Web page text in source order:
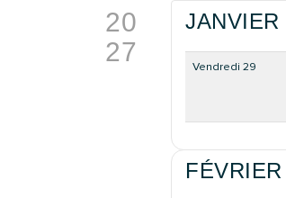
20
27
JANVIER
Vendredi 29
FÉVRIER